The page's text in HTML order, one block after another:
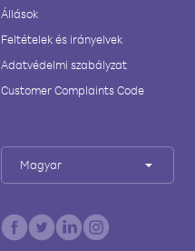
Állások
Feltételek és irányelvek
Adatvédelmi szabályzat
Customer Complaints Code
Magyar